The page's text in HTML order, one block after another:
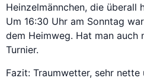
Heinzelmännchen, die überall
Um 16:30 Uhr am Sonntag
dem Heimweg. Hat man auch
Turnier.
Fazit: Traumwetter, sehr